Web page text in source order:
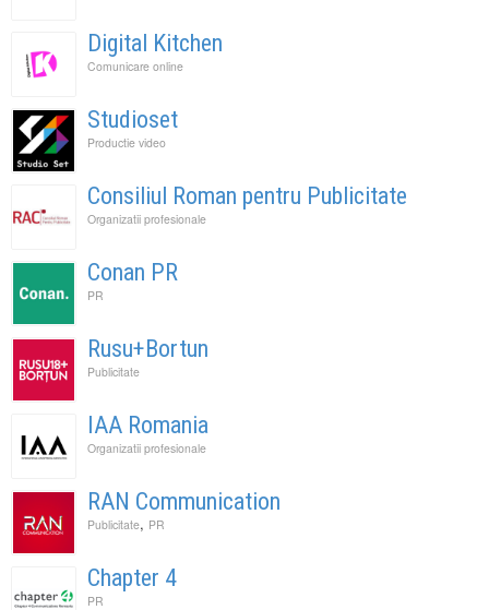
Digital Kitchen
Comunicare online
Studioset
Productie video
Consiliul Roman pentru Publicitate
Organizatii profesionale
Conan PR
PR
Rusu+Bortun
Publicitate
IAA Romania
Organizatii profesionale
RAN Communication
Publicitate, PR
Chapter 4
PR